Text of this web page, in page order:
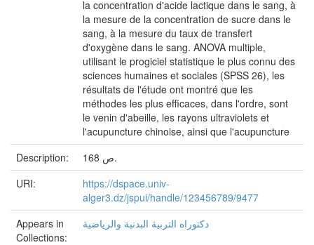
la concentration d'acide lactique dans le sang, à
la mesure de la concentration de sucre dans le
sang, à la mesure du taux de transfert
d'oxygène dans le sang. ANOVA multiple,
utilisant le progiciel statistique le plus connu des
sciences humaines et sociales (SPSS 26), les
résultats de l'étude ont montré que les
méthodes les plus efficaces, dans l'ordre, sont
le venin d'abeille, les rayons ultraviolets et
l'acupuncture chinoise, ainsi que l'acupuncture
Description:
168 ص.
URI:
https://dspace.univ-
alger3.dz/jspui/handle/123456789/9477
Appears in
Collections:
دكتوراه التربية البدنية والرياضية